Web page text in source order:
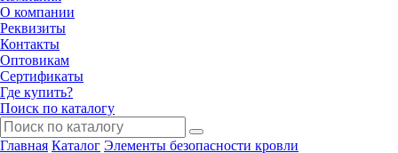
О компании
Реквизиты
Контакты
Оптовикам
Сертификаты
Где купить?
Поиск по каталогу
Главная Каталог Элементы безопасности кровли